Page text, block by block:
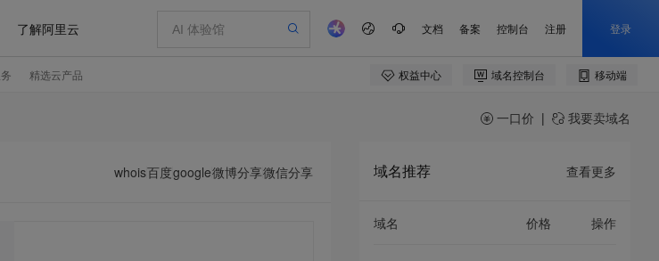
一口价 | 我要卖域名
whois百度google微博分享微信分享 域名推荐 查看更多
域名 价格 操作